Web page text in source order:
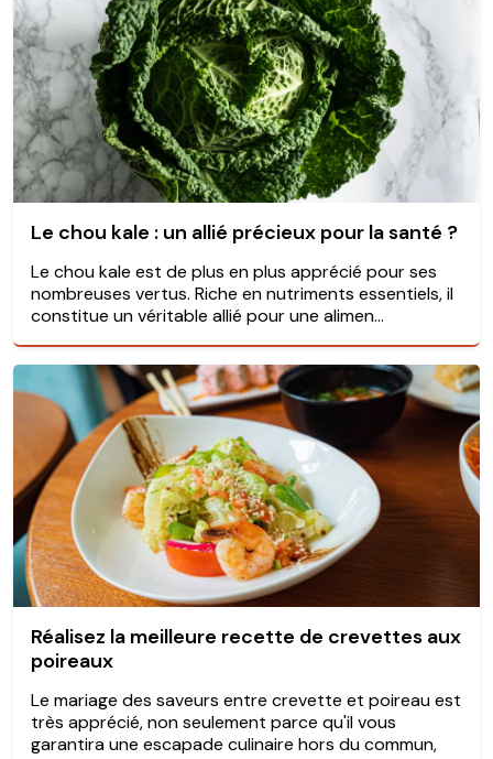
Le chou kale : un allié précieux pour la santé ?
Le chou kale est de plus en plus apprécié pour ses
nombreuses vertus. Riche en nutriments essentiels, il
constitue un véritable allié pour une alimen...
Réalisez la meilleure recette de crevettes aux
poireaux
Le mariage des saveurs entre crevette et poireau est
très apprécié, non seulement parce qu'il vous
garantira une escapade culinaire hors du commun,